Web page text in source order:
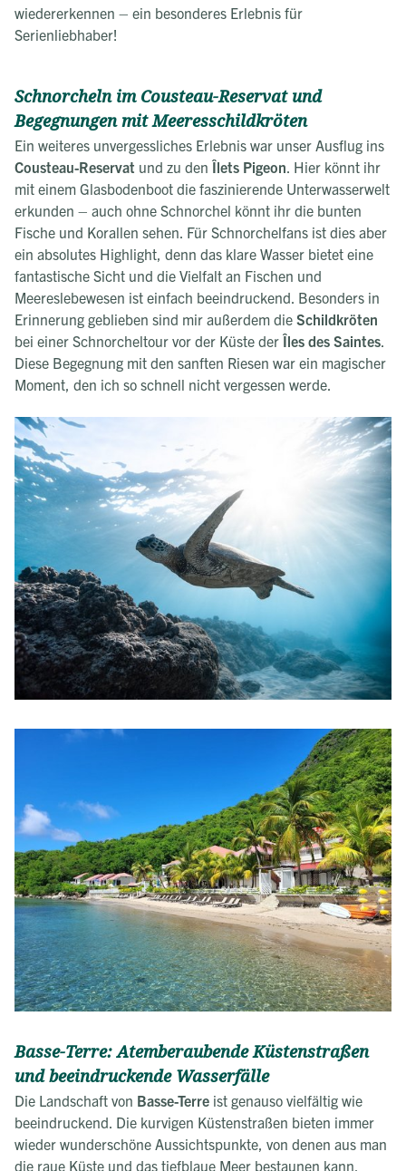
wiedererkennen – ein besonderes Erlebnis für
Serienliebhaber!
Schnorcheln im Cousteau-Reservat und
Begegnungen mit Meeresschildkröten
Ein weiteres unvergessliches Erlebnis war unser Ausflug ins
Cousteau-Reservat und zu den Îlets Pigeon . Hier könnt ihr
mit einem Glasbodenboot die faszinierende Unterwasserwelt
erkunden – auch ohne Schnorchel könnt ihr die bunten
Fische und Korallen sehen. Für Schnorchelfans ist dies aber
ein absolutes Highlight, denn das klare Wasser bietet eine
fantastische Sicht und die Vielfalt an Fischen und
Meereslebewesen ist einfach beeindruckend. Besonders in
Erinnerung geblieben sind mir außerdem die Schildkröten
bei einer Schnorcheltour vor der Küste der Îles des Saintes
Diese Begegnung mit den sanften Riesen war ein magischer
Moment, den ich so schnell nicht vergessen werde.
Basse-Terre: Atemberaubende Küstenstraßen
und beeindruckende Wasserfälle
Die Landschaft von Basse-Terre ist genauso vielfältig wie
beeindruckend. Die kurvigen Küstenstraßen bieten immer
wieder wunderschöne Aussichtspunkte, von denen aus man
die raue Küste und das tiefblaue Meer bestaunen kann.